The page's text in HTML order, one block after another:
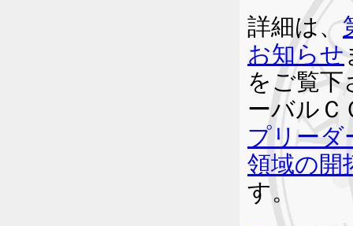
詳細は、
お知らせ
をご覧下
ーバル
プリーダ
領域の開
す。